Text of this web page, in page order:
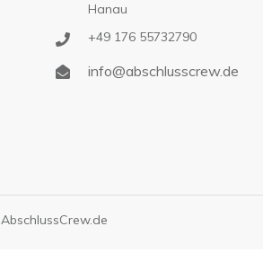
Hanau
+49 176 55732790
info@abschlusscrew.de
AbschlussCrew.de